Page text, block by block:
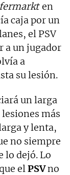
en
caja por un
el PSV
a un jugador
a
su lesión.
un larga
más
y lenta,
no siempre
lo dejó. Lo
elPSVno